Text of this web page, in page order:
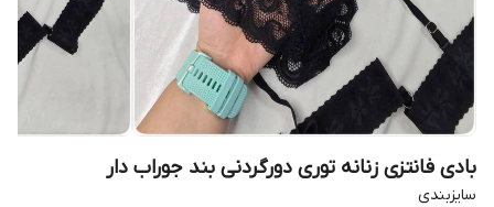
بادی فانتزی زنانه توری دورگردنی بند جوراب دار
سایزبندی